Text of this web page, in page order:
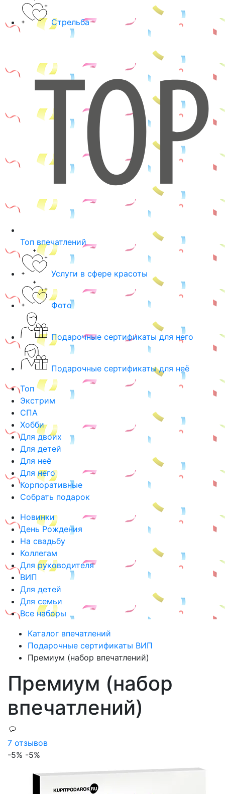
Стрельба
Топ впечатлений
Услуги в сфере красоты
Фото
Подарочные сертификаты для него
Подарочные сертификаты для неё
Топ
Экстрим
СПА
Хобби
Для двоих
Для детей
Для неё
Для него
Корпоративные
Собрать подарок
Новинки
День Рождения
На свадьбу
Коллегам
Для руководителя
ВИП
Для детей
Для семьи
Все наборы
Каталог впечатлений
Подарочные сертификаты ВИП
Премиум (набор впечатлений)
Премиум (набор
впечатлений)
7 отзывов
-5% -5%